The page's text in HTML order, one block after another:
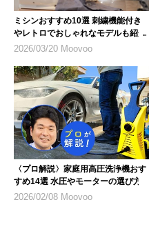
ミシンおすすめ10選 刺繍機能付き
やレトロでおしゃれなモデルも紹介
2026/03/20 Moovoo
〈プロ解説〉家庭用高圧洗浄機おす
すめ14選 水圧やモーターの選び方
2026/02/08 Moovoo